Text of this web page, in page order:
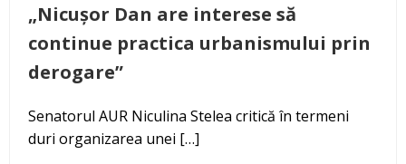
„Nicușor Dan are interese să
continue practica urbanismului prin
derogare”
Senatorul AUR Niculina Stelea critică în termeni
duri organizarea unei […]